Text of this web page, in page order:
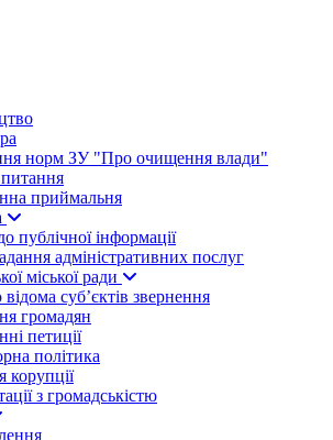
норм ЗУ "Про очищення влади"
приймальня
публічної інформації
адміністративних послуг
міської ради
суб’єктів звернення
громадян
петиції
політика
корупції
з громадськістю